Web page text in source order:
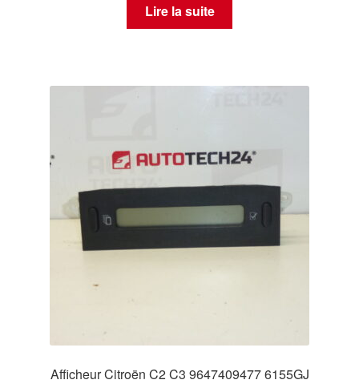
Lire la suite
Afficheur Citroën C2 C3 9647409477 6155GJ